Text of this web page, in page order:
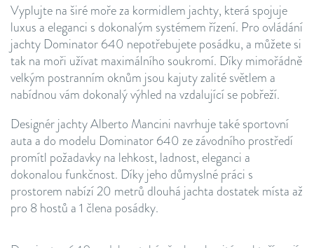
Vyplujte na širé moře za kormidlem jachty, která spojuje
luxus a eleganci s dokonalým systémem řízení. Pro ovládání
jachty Dominator 640 nepotřebujete posádku, a můžete si
tak na moři užívat maximálního soukromí. Díky mimořádně
velkým postranním oknům jsou kajuty zalité světlem a
nabídnou vám dokonalý výhled na vzdalující se pobřeží.
Designér jachty Alberto Mancini navrhuje také sportovní
auta a do modelu Dominator 640 ze závodního prostředí
promítl požadavky na lehkost, ladnost, eleganci a
dokonalou funkčnost. Díky jeho důmyslné práci s
prostorem nabízí 20 metrů dlouhá jachta dostatek místa až
pro 8 hostů a 1 člena posádky.